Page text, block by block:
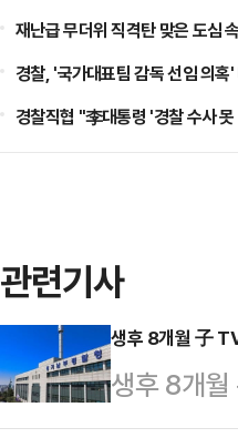
재난급 무더위 직격탄 맞은 도심
경찰, '국가대표팀 감독 선임 의혹
경찰직협 "李대통령 '경찰 수사
관련기사
생후 8개월 子
생후 8개
지게 한 30